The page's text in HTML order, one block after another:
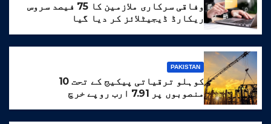
وفاقی سرکاری ملازمین کا 75 فیصد سروس
ریکارڈ ڈیجیٹلائز کر دیا گیا
PAKISTAN
کوہلو ترقیاتی پیکیج کے تحت 10
منصوبوں پر 7.91 ارب روپے خرچ